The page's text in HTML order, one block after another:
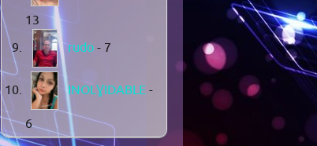
13
rudo - 7
INOLƔIDABLE -
6